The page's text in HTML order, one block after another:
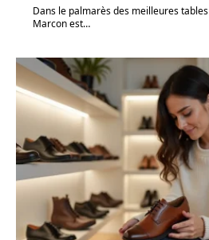
Dans le palmarès des meilleures
Marcon est…